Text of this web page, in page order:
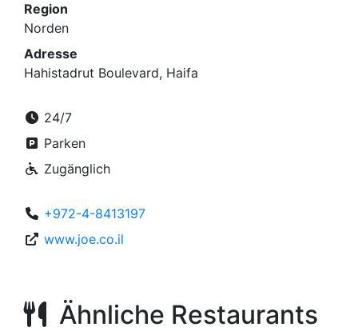
Region
Norden
Adresse
Hahistadrut Boulevard, Haifa
24/7
Parken
Zugänglich
+972-4-8413197
www.joe.co.il
Ähnliche Restaurants